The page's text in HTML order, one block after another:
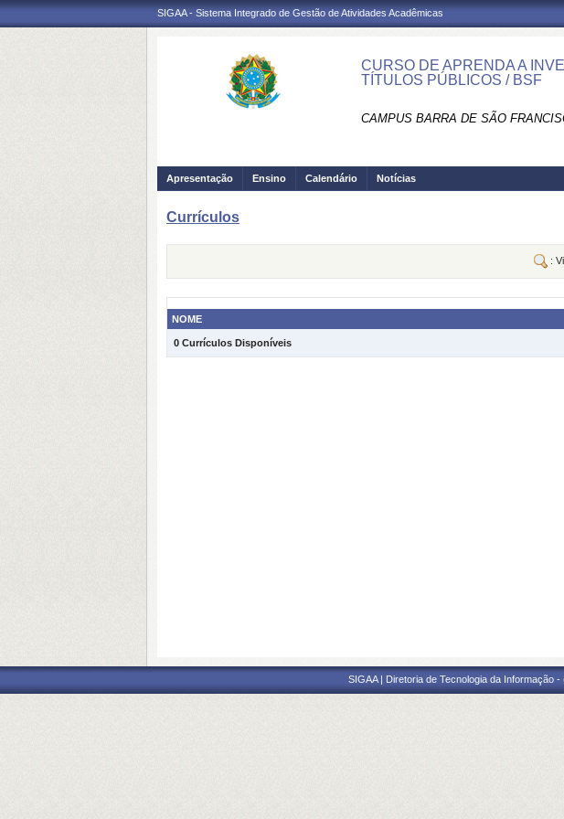
SIGAA - Sistema Integrado de Gestão de Atividades Acadêmicas
CURSO DE APRENDA A
TÍTULOS PÚBLICOS / BSF
CAMPUS BARRA DE SÃO
Apresentação Ensino Calendário Notícias
Currículos
:
NOME
0 Currículos Disponíveis
SIGAA | Diretoria de Tecnologia da Informação